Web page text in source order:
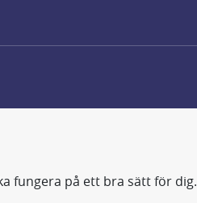
fungera på ett bra sätt för dig.